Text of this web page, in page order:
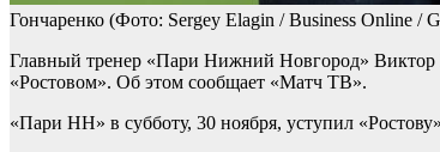
Гончаренко (Фото: Sergey Elagin / Business Online /
Главный тренер «Пари Нижний Новгород» Виктор
«Ростовом». Об этом сообщает «Матч ТВ».
«Пари НН» в субботу, 30 ноября, уступил